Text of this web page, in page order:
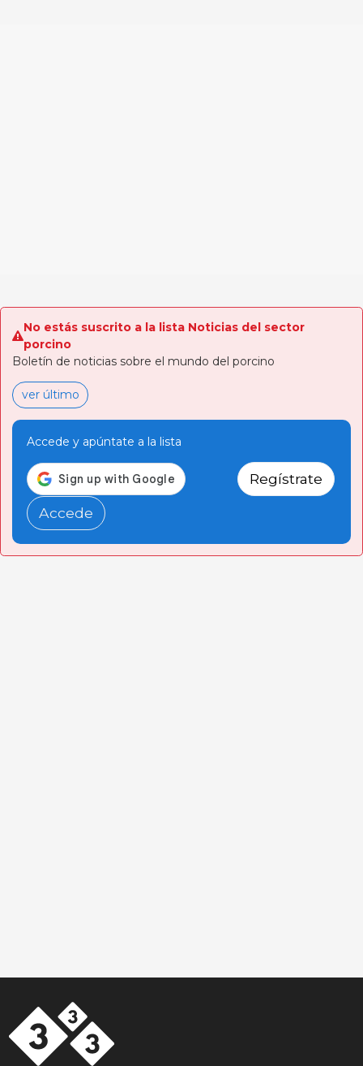
No estás suscrito a la lista Noticias del sector
porcino
Boletín de noticias sobre el mundo del porcino
ver último
Accede y apúntate a la lista
Regístrate
Accede